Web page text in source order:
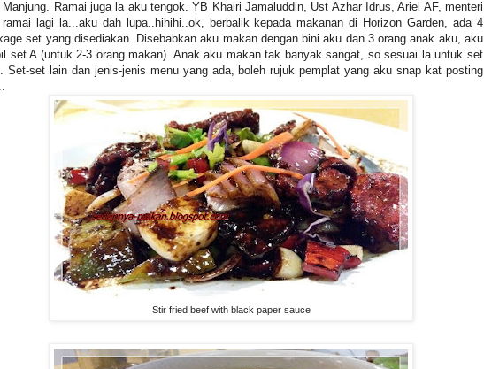
Manjung. Ramai juga la aku tengok. YB Khairi Jamaluddin, Ust Azhar Idrus, Ariel AF, menteri
lagi la...aku dah lupa..hihihi..ok, berbalik kepada makanan di Horizon Garden, ada 4
set yang disediakan. Disebabkan aku makan dengan bini aku dan 3 orang anak aku, aku
set A (untuk 2-3 orang makan). Anak aku makan tak banyak sangat, so sesuai la untuk set
Set-set lain dan jenis-jenis menu yang ada, boleh rujuk pemplat yang aku snap kat posting
Stir fried beef with black paper sauce